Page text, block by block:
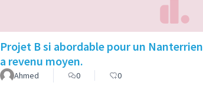
Projet B si abordable pour un Nanterrien
a revenu moyen.
Ahmed 0 0